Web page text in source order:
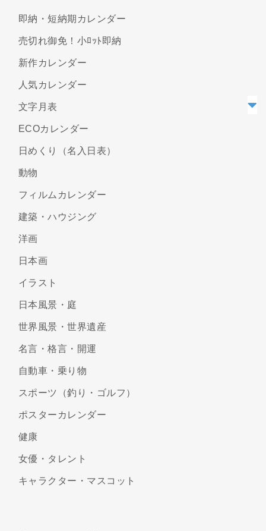
即納・短納期カレンダー
売切れ御免！小ﾛｯﾄ即納
新作カレンダー
人気カレンダー
文字月表
ECOカレンダー
日めくり（名入日表）
動物
フィルムカレンダー
建築・ハウジング
洋画
日本画
イラスト
日本風景・庭
世界風景・世界遺産
名言・格言・開運
自動車・乗り物
スポーツ（釣り・ゴルフ）
ポスターカレンダー
健康
女優・タレント
キャラクター・マスコット